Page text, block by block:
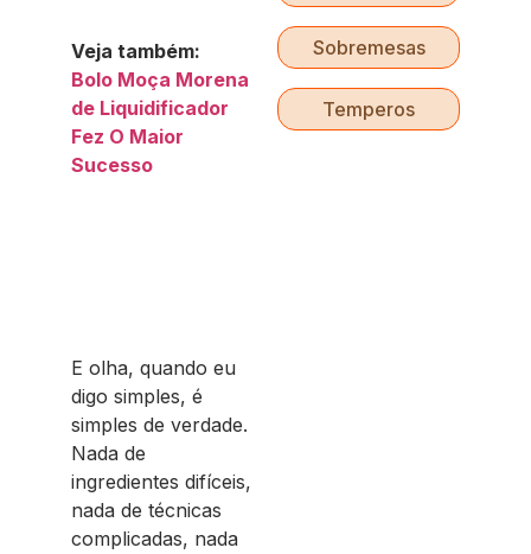
Veja também:
Bolo Moça Morena
de Liquidificador
Fez O Maior
Sucesso
E olha, quando eu
digo simples, é
simples de verdade.
Nada de
ingredientes difíceis,
nada de técnicas
complicadas, nada
Sobremesas
Temperos